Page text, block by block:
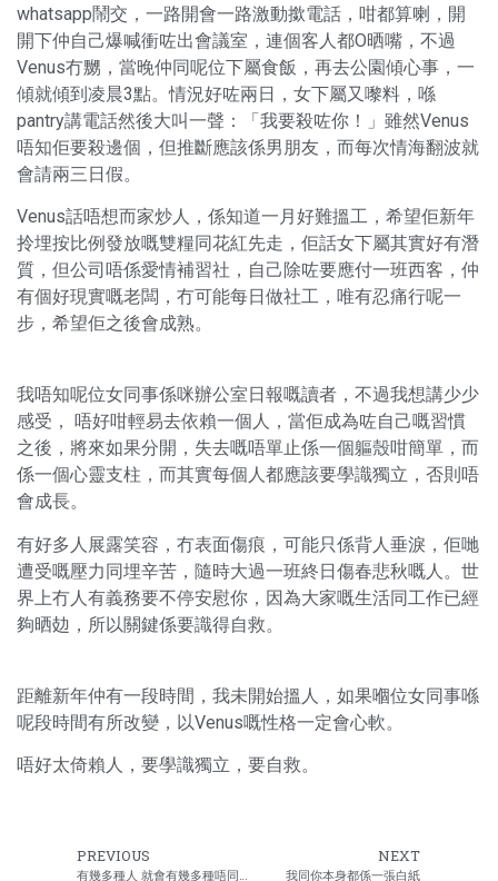
whatsapp鬧交，一路開會一路激動撳電話，咁都算喇，開
開下仲自己爆喊衝咗出會議室，連個客人都O晒嘴，不過
Venus冇嬲，當晚仲同呢位下屬食飯，再去公園傾心事，一
傾就傾到凌晨3點。情況好咗兩日，女下屬又嚟料，喺
pantry講電話然後大叫一聲：「我要殺咗你！」雖然Venus
唔知佢要殺邊個，但推斷應該係男朋友，而每次情海翻波就
會請兩三日假。
Venus話唔想而家炒人，係知道一月好難搵工，希望佢新年
拎埋按比例發放嘅雙糧同花紅先走，佢話女下屬其實好有潛
質，但公司唔係愛情補習社，自己除咗要應付一班西客，仲
有個好現實嘅老闆，冇可能每日做社工，唯有忍痛行呢一
步，希望佢之後會成熟。
我唔知呢位女同事係咪辦公室日報嘅讀者，不過我想講少少
感受， 唔好咁輕易去依賴一個人，當佢成為咗自己嘅習慣
之後，將來如果分開，失去嘅唔單止係一個軀殼咁簡單，而
係一個心靈支柱，而其實每個人都應該要學識獨立，否則唔
會成長。
有好多人展露笑容，冇表面傷痕，可能只係背人垂淚，佢哋
遭受嘅壓力同埋辛苦，隨時大過一班終日傷春悲秋嘅人。世
界上冇人有義務要不停安慰你，因為大家嘅生活同工作已經
夠晒攰，所以關鍵係要識得自救。
距離新年仲有一段時間，我未開始搵人，如果嗰位女同事喺
呢段時間有所改變，以Venus嘅性格一定會心軟。
唔好太倚賴人，要學識獨立，要自救。
PREVIOUS NEXT
我同你本身都係一張白紙